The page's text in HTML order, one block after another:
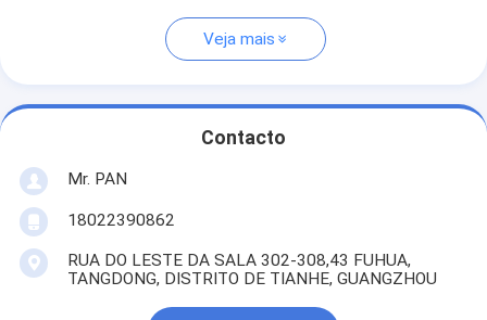
Veja mais
Contacto
Mr. PAN
18022390862
RUA DO LESTE DA SALA 302-308,43 FUHUA,
TANGDONG, DISTRITO DE TIANHE, GUANGZHOU